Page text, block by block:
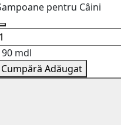
pentru Câini
mdl
Cumpără Adăugat